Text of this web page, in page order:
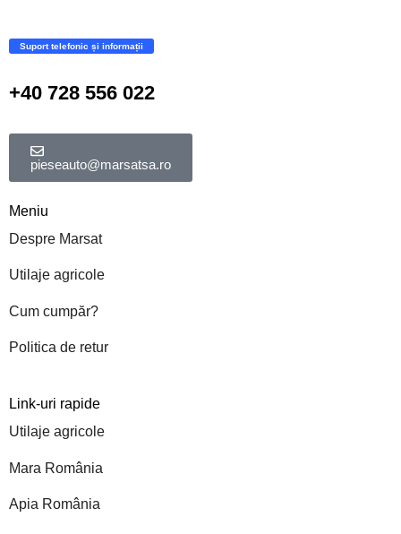
Suport telefonic și informații
+40 728 556 022
pieseauto@marsatsa.ro
Meniu
Despre Marsat
Utilaje agricole
Cum cumpăr?
Politica de retur
Link-uri rapide
Utilaje agricole
Mara România
Apia România